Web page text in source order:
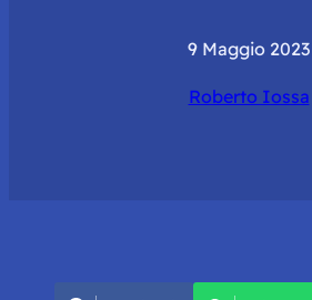
9 Maggio 2023
Roberto Iossa